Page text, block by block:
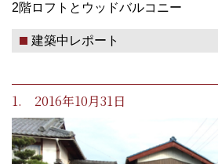
2階ロフトとウッドバルコニー
建築中レポート
1. 2016年10月31日